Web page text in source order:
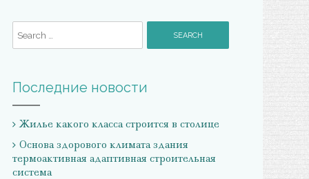
Последние новости
Жилье какого класса строится в столице
Основа здорового климата здания
термоактивная адаптивная строительная
система